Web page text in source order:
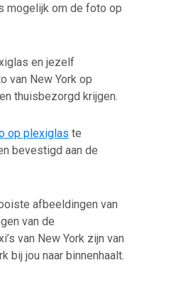
mogelijk om de foto op
en jezelf
van New York op
thuisbezorgd krijgen.
op plexiglas te
bevestigd aan de
afbeeldingen van
van de
van New York zijn van
bij jou naar binnenhaalt.